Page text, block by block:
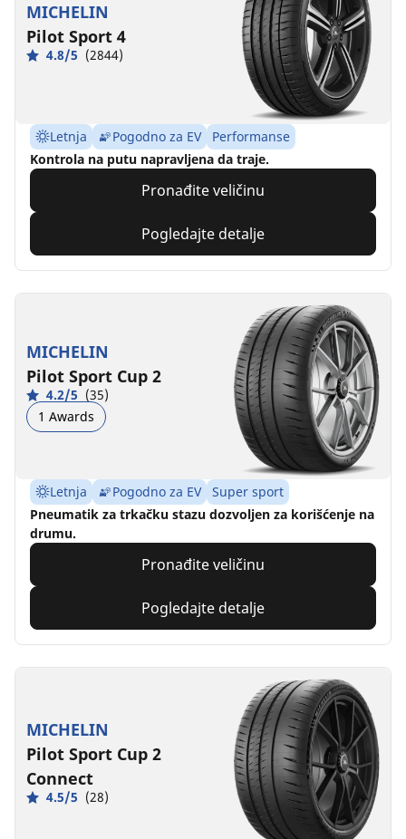
MICHELIN
Pilot Sport 4
4.8/5 (2844)
Letnja Pogodno za EV
Performanse
Kontrola na putu napravljena da traje.
Pronađite veličinu
Pogledajte detalje
MICHELIN
Pilot Sport Cup 2
4.2/5 (35)
1 Awards
Letnja Pogodno za EV
Super sport
Pneumatik za trkačku stazu dozvoljen za korišćenje na
drumu.
Pronađite veličinu
Pogledajte detalje
MICHELIN
Pilot Sport Cup 2
Connect
4.5/5 (28)